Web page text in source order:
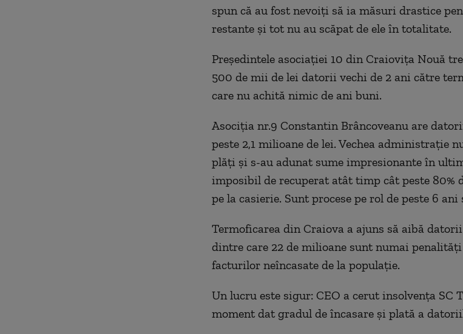
spun că au fost nevoiţi să ia măsuri drastice
restante şi tot nu au scăpat de ele în totalitate.
Preşedintele asociaţiei 10 din Craioviţa Nouă
500 de mii de lei datorii vechi de 2 ani către
care nu achită nimic de ani buni.
Asociţia nr.9 Constantin Brâncoveanu are
peste 2,1 milioane de lei. Vechea administraţie
plăţi şi s-au adunat sume impresionante în
imposibil de recuperat atât timp cât peste 80%
pe la casierie. Sunt procese pe rol de peste 6
Termoficarea din Craiova a ajuns să aibă
dintre care 22 de milioane sunt numai
facturilor neîncasate de la populaţie.
Un lucru este sigur: CEO a cerut insolvenţa SC
moment dat gradul de încasare şi plată a